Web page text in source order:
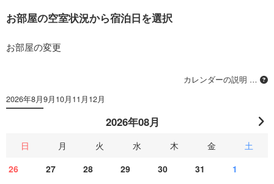
お部屋の空室状況から宿泊日を選択
お部屋の変更
カレンダーの説明 …
2026年8月9月 10月 11月 12月
2026年08月
日 月 火 水 木 金
土
26
27 28 29 30 31 1